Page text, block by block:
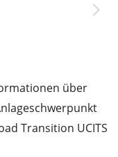
über
Transition UCITS